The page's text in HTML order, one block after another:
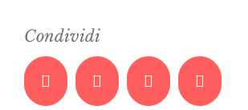
Condividi
Facebook Twitter Whatsapp Email